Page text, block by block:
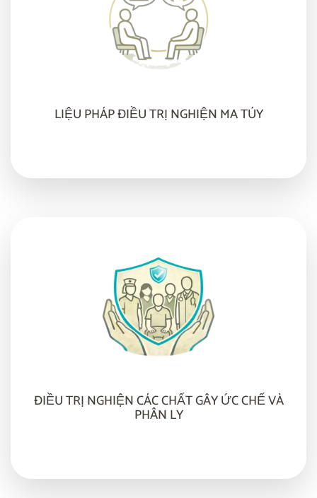
LIỆU PHÁP ĐIỀU TRỊ NGHIỆN MA TÚY
ĐIỀU TRỊ NGHIỆN CÁC CHẤT GÂY ỨC CHẾ VÀ
PHÂN LY